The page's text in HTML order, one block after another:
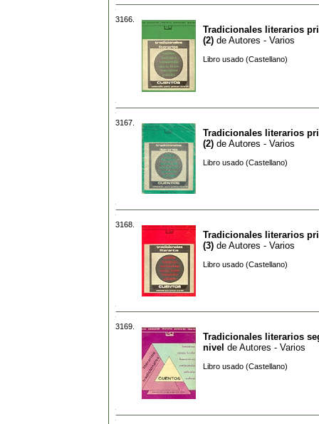
3166.
Tradicionales literarios
(2) de Autores - Varios
Libro usado (Castellano)
3167.
Tradicionales literarios
(2) de Autores - Varios
Libro usado (Castellano)
3168.
Tradicionales literarios
(3) de Autores - Varios
Libro usado (Castellano)
3169.
Tradicionales literarios
nivel de Autores - Varios
Libro usado (Castellano)